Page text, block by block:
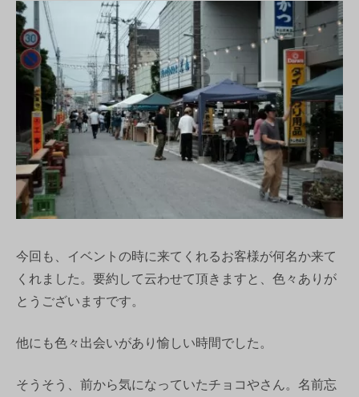
今回も、イベントの時に来てくれるお客様が何名か来て
くれました。要約して云わせて頂きますと、色々ありが
とうございますです。
他にも色々出会いがあり愉しい時間でした。
そうそう、前から気になっていたチョコやさん。名前忘